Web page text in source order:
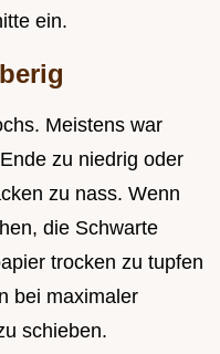
ein.
Meistens war
zu niedrig oder
zu nass. Wenn
die Schwarte
trocken zu tupfen
bei maximaler
schieben.